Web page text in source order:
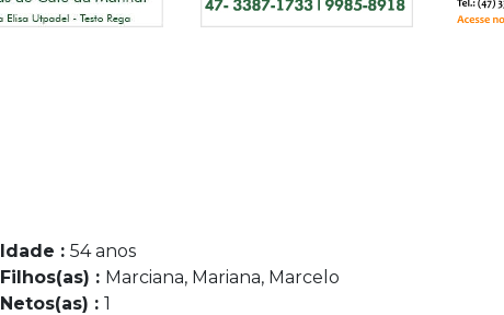
Idade : 54 anos
Filhos(as) : Marciana, Mariana, Marcelo
Netos(as) : 1